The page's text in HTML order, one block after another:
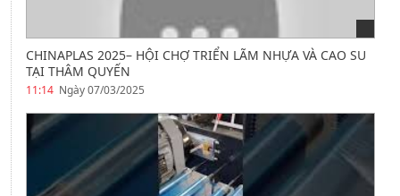
CHINAPLAS 2025– HỘI CHỢ TRIỂN LÃM NHỰA VÀ CAO SU
TẠI THÂM QUYẾN
11:14 Ngày 07/03/2025